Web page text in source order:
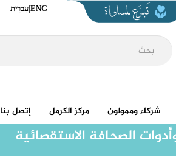
ENG
|עִברִית
شركاء وممولون مركز الكرمل إتصل بنا
الصحافة الاستقصائية